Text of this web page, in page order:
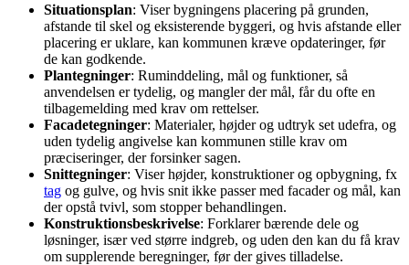
Situationsplan: Viser bygningens placering på grunden,
afstande til skel og eksisterende byggeri, og hvis afstande eller
placering er uklare, kan kommunen kræve opdateringer, før
de kan godkende.
Plantegninger: Ruminddeling, mål og funktioner, så
anvendelsen er tydelig, og mangler der mål, får du ofte en
tilbagemelding med krav om rettelser.
Facadetegninger: Materialer, højder og udtryk set udefra, og
uden tydelig angivelse kan kommunen stille krav om
præciseringer, der forsinker sagen.
Snittegninger: Viser højder, konstruktioner og opbygning, fx
tag og gulve, og hvis snit ikke passer med facader og mål, kan
der opstå tvivl, som stopper behandlingen.
Konstruktionsbeskrivelse: Forklarer bærende dele og
løsninger, især ved større indgreb, og uden den kan du få krav
om supplerende beregninger, før der gives tilladelse.